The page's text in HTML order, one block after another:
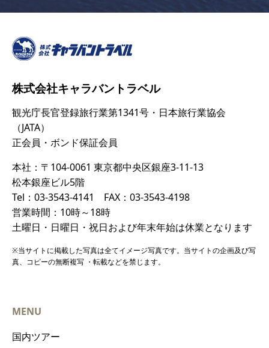
株式会社キャラバントラベル
観光庁長官登録旅行業第1341号・日本旅行業協会
（JATA）
正会員・ボンド保証会員
本社：〒104-0061 東京都中央区銀座3-11-13
松本銀座ビル5階
Tel：03-3543-4141 FAX：03-3543-4198
営業時間：10時～18時
土曜日・日曜日・祝日および年末年始は休業となります
※当サイトに掲載した写真は全てイメージ写真です。当サイトの企画及び写
真、コピーの無断複写 ・転載などを禁じます。
MENU
国内ツアー